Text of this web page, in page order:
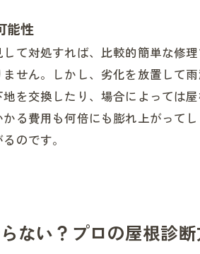
能性
て対処すれば、比較的簡単な修
せん。しかし、劣化を放置して
を交換したり、場合によっては
る費用も何倍にも膨れ上がって
のです。
ない？プロの屋根診